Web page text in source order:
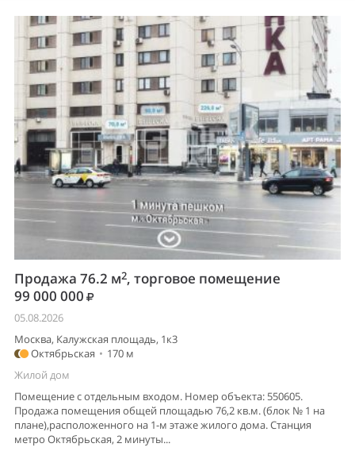
Продажа 76.2 м2, торговое помещение
99 000 000
05.08.2026
Москва, Калужская площадь, 1к3
Октябрьская • 170 м
Жилой дом
Помещение с отдельным входом. Номер объекта: 550605.
Продажа помещения общей площадью 76,2 кв.м. (блок № 1 на
плане),расположенного на 1-м этаже жилого дома. Станция
метро Октябрьская, 2 минуты...